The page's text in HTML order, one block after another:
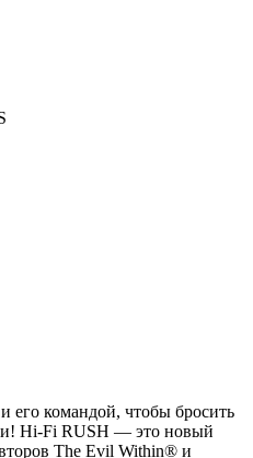
его командой, чтобы бросить
Hi-Fi RUSH — это новый
The Evil Within® и